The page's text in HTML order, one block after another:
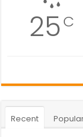
25 C
Recent